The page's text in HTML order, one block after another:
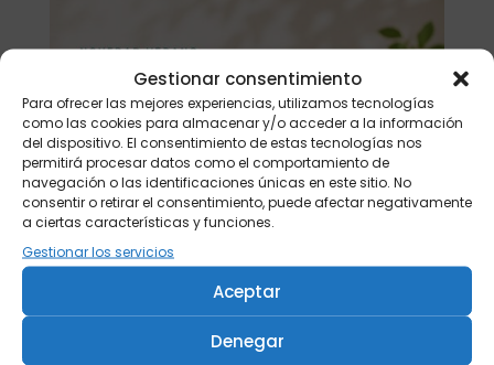
Gestionar consentimiento
Para ofrecer las mejores experiencias, utilizamos tecnologías
como las cookies para almacenar y/o acceder a la información
del dispositivo. El consentimiento de estas tecnologías nos
permitirá procesar datos como el comportamiento de
navegación o las identificaciones únicas en este sitio. No
consentir o retirar el consentimiento, puede afectar negativamente
a ciertas características y funciones.
Gestionar los servicios
Aceptar
Denegar